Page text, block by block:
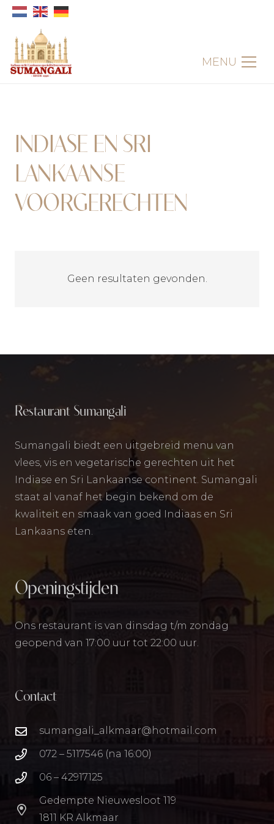
MENU
INDIASE EN SRI
LANKAANSE
VOORGERECHTEN
Geen resultaten gevonden.
Restaurant Sumangali
Sumangali biedt een uitgebreid menu van
vlees, vis en vegetarische gerechten uit het
Indiase en Sri Lankaanse continent. Sumangali
staat al vanaf het begin bekend om de
kwaliteit en smaak van goed Indiaas en Sri
Lankaans eten.
Openingstijden
Ons restaurant is van dinsdag t/m zondag
geopend van 17:00 uur tot 22:00 uur.
Contact
sumangali_alkmaar@hotmail.com
072 – 5117546 (na 16:00)
06 – 42917125
Gedempte Nieuwesloot 119
1811 KR Alkmaar